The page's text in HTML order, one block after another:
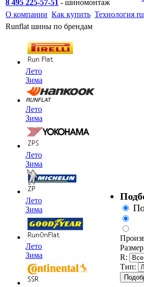
8 495 225-57-51 - шиномонтаж
О компании Как купить Технология
Runflat шины по брендам
Лето
Зима
Лето
Зима
Лето
Зима
Лето
Зима
Лето
Зима
R:
Тип: